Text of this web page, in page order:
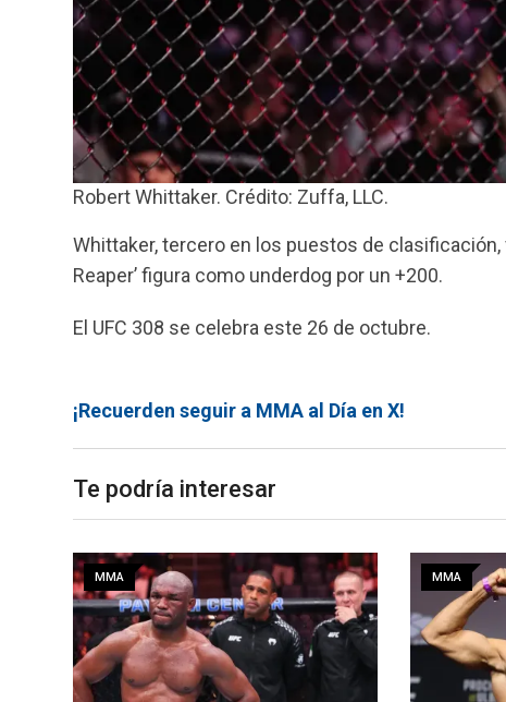
Robert Whittaker. Crédito: Zuffa, LLC.
Whittaker, tercero en los puestos de clasificación,
Reaper’ figura como underdog por un +200.
El UFC 308 se celebra este 26 de octubre.
¡Recuerden seguir a MMA al Día en X!
Te podría interesar
MMA MMA